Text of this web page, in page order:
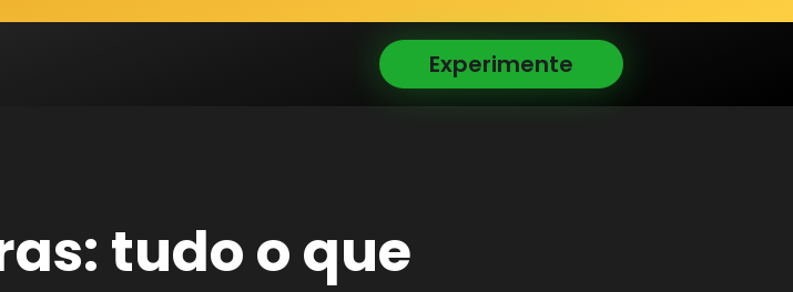
Experimente
tudo o que